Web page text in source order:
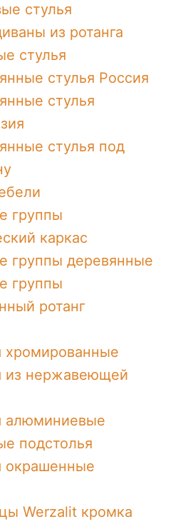
стулья
из ротанга
стулья
стулья Россия
стулья
стулья под
группы
каркас
группы деревянные
группы
ротанг
хромированные
из нержавеющей
алюминиевые
подстолья
окрашенные
Werzalit кромка